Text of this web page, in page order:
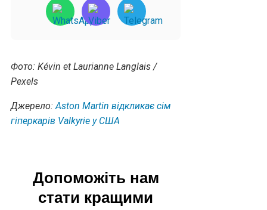
Фото: Kévin et Laurianne Langlais /
Pexels
Джерело: Aston Martin відкликає сім
гіперкарів Valkyrie у США
Допоможіть нам
стати кращими